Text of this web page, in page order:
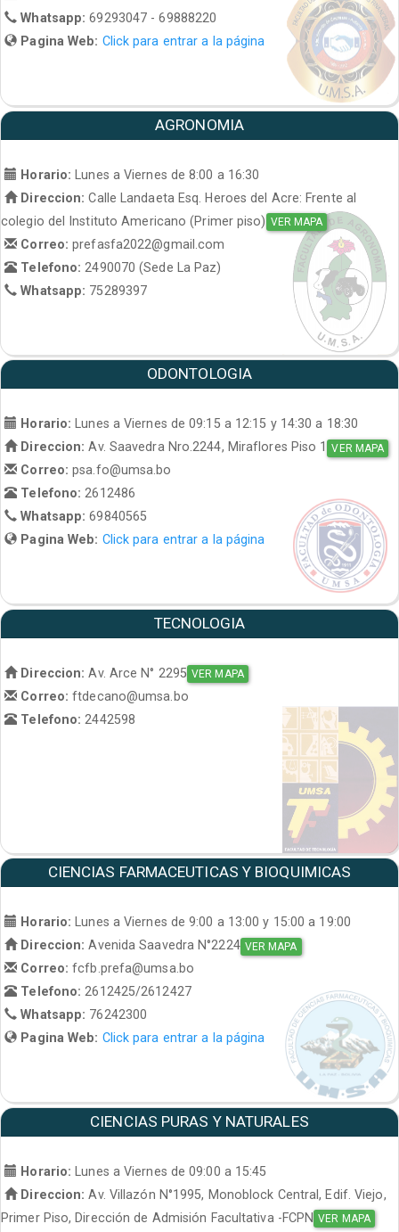
Whatsapp:69293047 - 69888220
Pagina Web: Click para entrar a la página
AGRONOMIA
Horario:
Lunes a Viernes de 8:00 a 16:30
Direccion: Calle Landaeta Esq. Heroes del Acre: Frente al
colegio del Instituto Americano (Primer piso) VER MAPA
Correo:prefasfa2022@gmail.com
Telefono: 2490070 (Sede La Paz)
Whatsapp: 75289397
ODONTOLOGIA
Horario: Lunes a Viernes de 09:15 a 12:15 y 14:30 a 18:30
Direccion: Av. Saavedra Nro.2244, Miraflores Piso 1 VER MAPA
Correo:psa.fo@umsa.bo
Telefono:2612486
Whatsapp:69840565
Pagina Web: Click para entrar a la página
TECNOLOGIA
Direccion: Av. Arce N° 2295 VER MAPA
Correo:ftdecano@umsa.bo
Telefono: 2442598
CIENCIAS FARMACEUTICAS Y BIOQUIMICAS
Horario: Lunes a Viernes de 9:00 a 13:00 y 15:00 a 19:00
Direccion: Avenida Saavedra N°2224 VER MAPA
Correo:fcfb.prefa@umsa.bo
Telefono:2612425/2612427
Whatsapp: 76242300
Pagina Web: Click para entrar a la página
CIENCIAS PURAS Y NATURALES
Horario:
Lunes a Viernes de 09:00 a 15:45
Direccion: Av. Villazón N°1995, Monoblock Central, Edif. Viejo,
Primer Piso, Dirección de Admisión Facultativa -FCPN VER MAPA